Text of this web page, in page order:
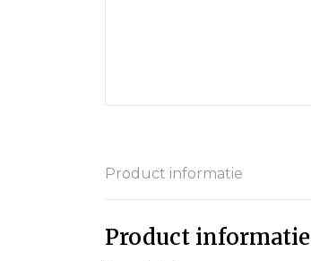
Product informatie
Product informatie